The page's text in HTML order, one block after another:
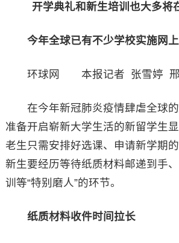
开学典礼和新生培训也大多将
今年全球已有不少学校实施网
环球网 本报记者 张雪婷 邢
在今年新冠肺炎疫情肆虐全球的
准备开启崭新大学生活的新留学生
老生只需安排好选课、申请新学期
新生要经历等待纸质材料邮递到手
训等“特别磨人”的环节。
纸质材料收件时间拉长